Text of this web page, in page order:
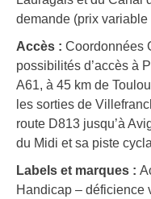
demande (prix
Accès : Coordonnées
possibilités d’accès à
A61, à 45 km de
les sorties de
route D813 jusqu’à
du Midi et sa piste
Labels et marques :
Handicap – déficience